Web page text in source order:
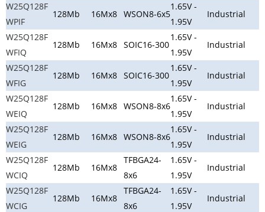
W25Q128F
WPIF
128Mb 16Mx8 WSON8-6x5
1.65V -
1.95V
Industrial
W25Q128F
WFIQ
128Mb 16Mx8 SOIC16-300
1.65V -
1.95V
Industrial
W25Q128F
WFIG
128Mb 16Mx8 SOIC16-300
1.65V -
1.95V
Industrial
W25Q128F
WEIQ
128Mb 16Mx8 WSON8-8x6
1.65V -
1.95V
Industrial
W25Q128F
WEIG
128Mb 16Mx8 WSON8-8x6
1.65V -
1.95V
Industrial
W25Q128F
WCIQ
128Mb 16Mx8
TFBGA24-
8x6
1.65V -
1.95V
Industrial
W25Q128F
WCIG
128Mb 16Mx8
TFBGA24-
8x6
1.65V -
1.95V
Industrial